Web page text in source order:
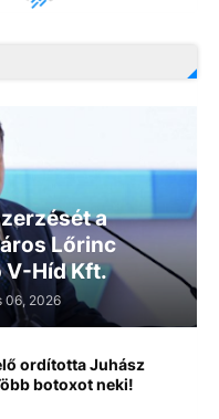
a
Lőrinc
V-Híd Kft.
06, 2026
ordította Juhász
botoxot neki!